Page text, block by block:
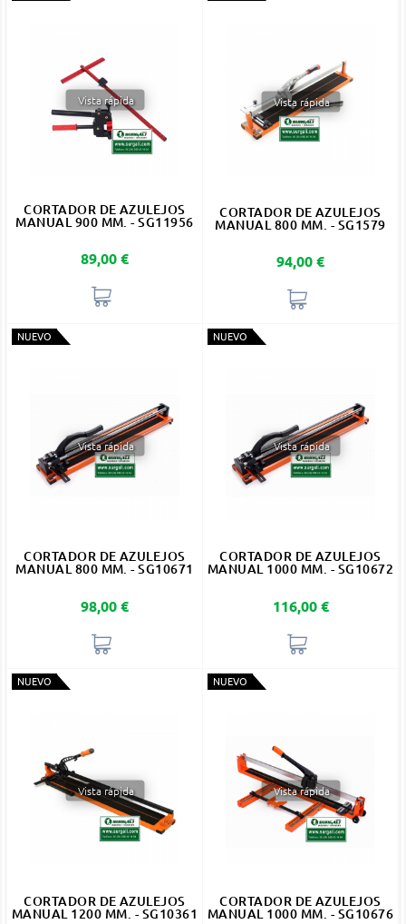
Vista rápida
CORTADOR DE AZULEJOS
MANUAL 900 MM. - SG11956
Precio
89,00 €
Vista rápida
CORTADOR DE AZULEJOS
MANUAL 800 MM. - SG1579
Precio
94,00 €
NUEVO
Vista rápida
CORTADOR DE AZULEJOS
MANUAL 800 MM. - SG10671
Precio
98,00 €
NUEVO
Vista rápida
CORTADOR DE AZULEJOS
MANUAL 1000 MM. - SG10672
Precio
116,00 €
NUEVO
Vista rápida
CORTADOR DE AZULEJOS
MANUAL 1200 MM. - SG10361
NUEVO
Vista rápida
CORTADOR DE AZULEJOS
MANUAL 1000 MM. - SG10676